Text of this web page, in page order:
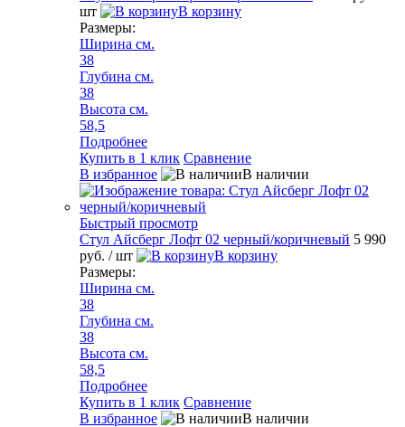
шт
В корзину
Размеры:
Ширина см.
38
Глубина см.
38
Высота см.
58,5
Подробнее
Купить в 1 клик Сравнение
В избранное
В наличии
Быстрый просмотр
Стул Айсберг Лофт 02 черный/коричневый 5 990
руб. / шт
В корзину
Размеры:
Ширина см.
38
Глубина см.
38
Высота см.
58,5
Подробнее
Купить в 1 клик Сравнение
В избранное
В наличии